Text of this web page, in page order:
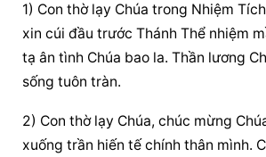
1) Con thờ lạy Chúa trong Nhiệm
xin cúi đầu trước Thánh Thể nhiệm
tạ ân tình Chúa bao la. Thần lương
sống tuôn tràn.
2) Con thờ lạy Chúa, chúc mừng
xuống trần hiến tế chính thân mình.